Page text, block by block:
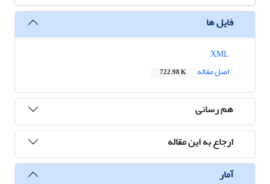
فایل ها
اصل مقاله
722.98 K
هم رسانی
ارجاع به این مقاله
آمار